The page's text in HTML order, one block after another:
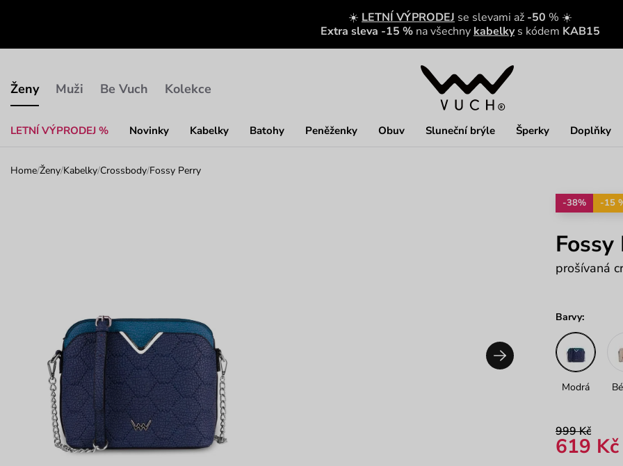
☀️ LETNÍ VÝPRODEJ se slevami až -50 % ☀️
Extra sleva -15 % na všechny kabelkys kódem KAB15
Ženy
LETNÍ VÝPRODEJ % Novinky Kabelky Batohy Peněženky Obuv Sluneční brýle Šperky Doplňky
Muži Be Vuch Kolekce
Home/Ženy/Kabelky/Crossbody/Fossy Perry
-38% -15
prošívaná
Barvy:
Modrá
999 Kč
619 Kč